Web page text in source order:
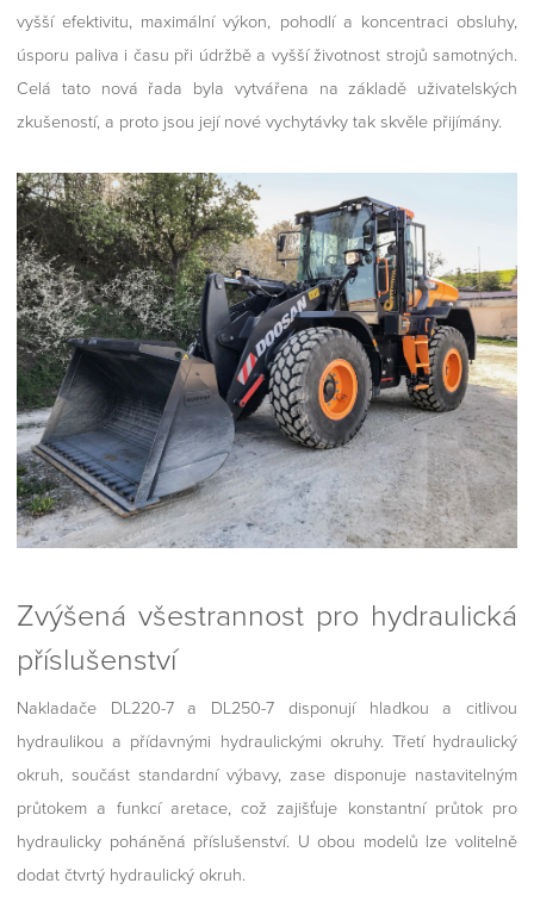
vyšší efektivitu, maximální výkon, pohodlí a koncentraci obsluhy,
úsporu paliva i času při údržbě a vyšší životnost strojů samotných.
Celá tato nová řada byla vytvářena na základě uživatelských
zkušeností, a proto jsou její nové vychytávky tak skvěle přijímány.
Zvýšená všestrannost pro hydraulická
příslušenství
Nakladače DL220-7 a DL250-7 disponují hladkou a citlivou
hydraulikou a přídavnými hydraulickými okruhy. Třetí hydraulický
okruh, součást standardní výbavy, zase disponuje nastavitelným
průtokem a funkcí aretace, což zajišťuje konstantní průtok pro
hydraulicky poháněná příslušenství. U obou modelů lze volitelně
dodat čtvrtý hydraulický okruh.